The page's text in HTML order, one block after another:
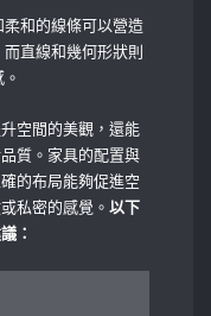
柔和的線條可以營造
直線和幾何形狀則
空間的美觀，還能
質。家具的配置與
的布局能夠促進空
私密的感覺。 以下
：